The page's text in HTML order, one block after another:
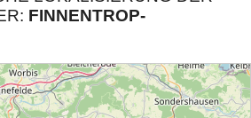
FINNENTROP-